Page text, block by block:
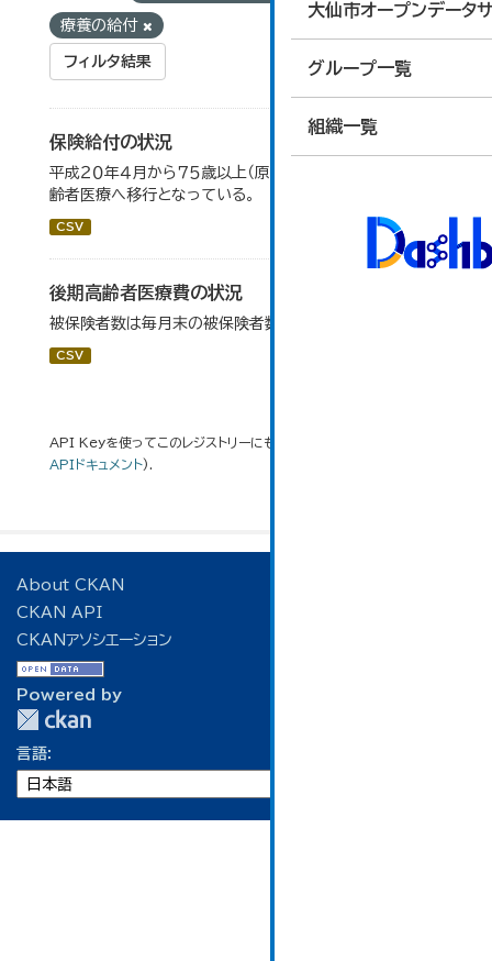
大仙市オープンデータ
グループ一覧
組織一覧
療養の給付
フィルタ結果
保険給付の状況
平成２０年４月から７５歳以上（原則）の被保険者は後期高
齢者医療へ移行となっている。
CSV
後期高齢者医療費の状況
被保険者数は毎月末の被保険者数の平均値（４月～３月）
CSV
API Keyを使ってこのレジストリーにもアクセス可能です
APIドキュメント).
About CKAN
CKAN API
CKANアソシエーション
Powered by
言語